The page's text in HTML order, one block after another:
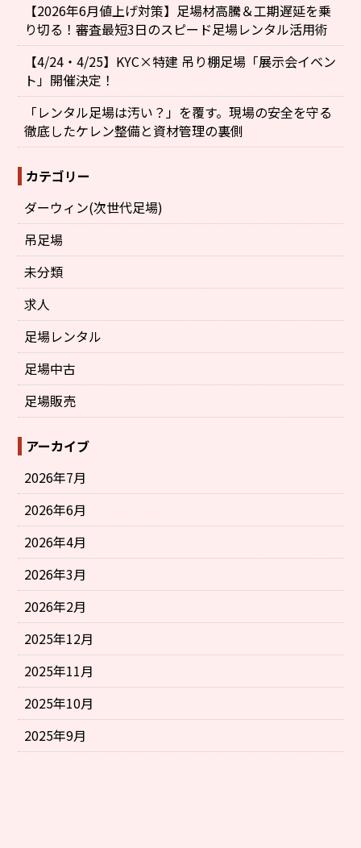
【2026年6月値上げ対策】足場材高騰＆工期遅延を乗
り切る！審査最短3日のスピード足場レンタル活用術
【4/24・4/25】KYC×特建 吊り棚足場「展示会イベン
ト」開催決定！
「レンタル足場は汚い？」を覆す。現場の安全を守る
徹底したケレン整備と資材管理の裏側
カテゴリー
ダーウィン(次世代足場)
吊足場
未分類
求人
足場レンタル
足場中古
足場販売
アーカイブ
2026年7月
2026年6月
2026年4月
2026年3月
2026年2月
2025年12月
2025年11月
2025年10月
2025年9月